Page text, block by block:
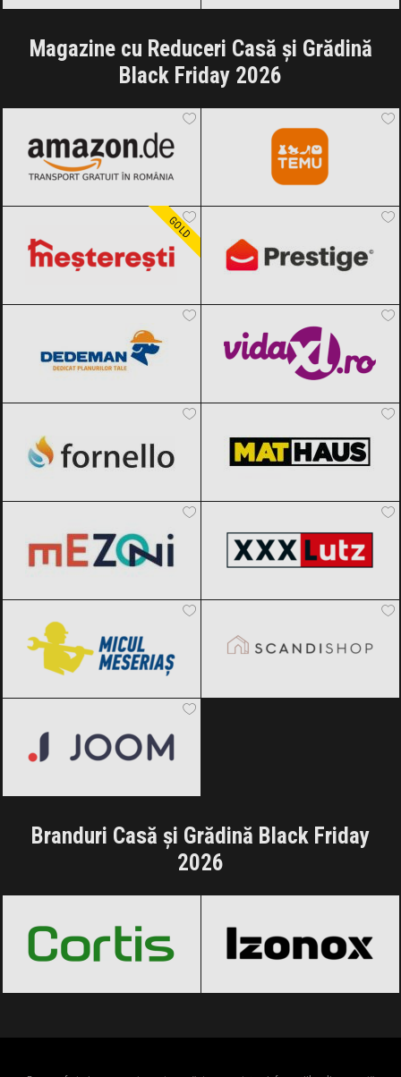
Magazine cu Reduceri Casă și Grădină
Black Friday 2026
GOLD
2026
Branduri Casă și Grădină Black Friday
2026